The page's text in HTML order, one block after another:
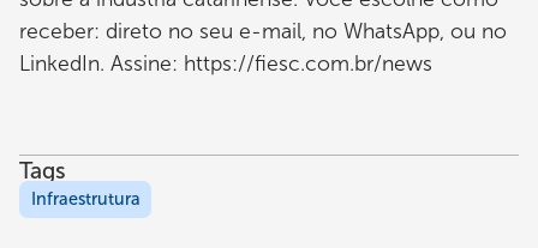
receber: direto no seu e-mail, no WhatsApp, ou no
LinkedIn. Assine: https://fiesc.com.br/news
Tags
Infraestrutura